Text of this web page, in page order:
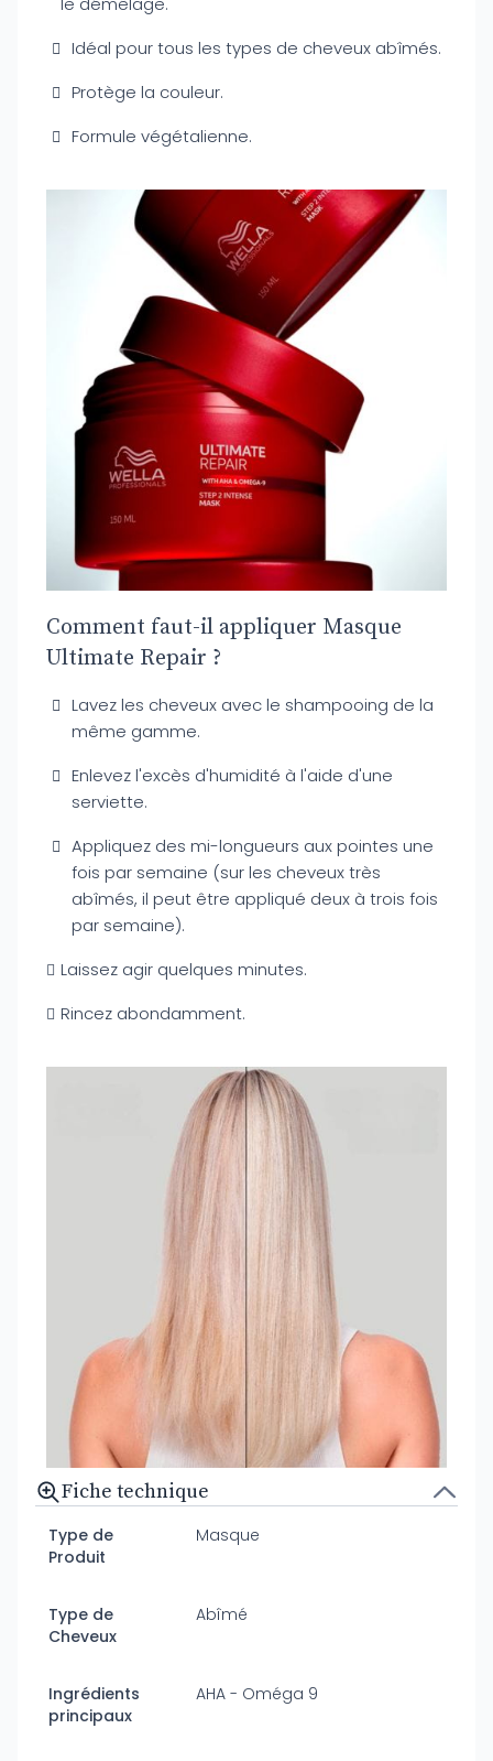
Idéal pour tous les types de cheveux abîmés.
Protège la couleur.
Formule végétalienne.
Comment faut-il appliquer Masque
Ultimate Repair ?
Lavez les cheveux avec le shampooing de la
même gamme.
Enlevez l'excès d'humidité à l'aide d'une
serviette.
Appliquez des mi-longueurs aux pointes une
fois par semaine (sur les cheveux très
abîmés, il peut être appliqué deux à trois fois
par semaine).
Laissez agir quelques minutes.
Rincez abondamment.
Fiche technique
Type de
Produit
Masque
Type de
Cheveux
Abîmé
Ingrédients
principaux
AHA - Oméga 9